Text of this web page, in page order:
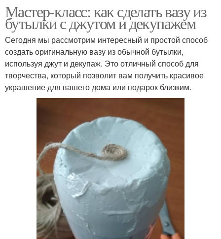
Мастер-класс: как сделать вазу из
бутылки с джутом и декупажем
Сегодня мы рассмотрим интересный и простой способ
создать оригинальную вазу из обычной бутылки,
используя джут и декупаж. Это отличный способ для
творчества, который позволит вам получить красивое
украшение для вашего дома или подарок близким.